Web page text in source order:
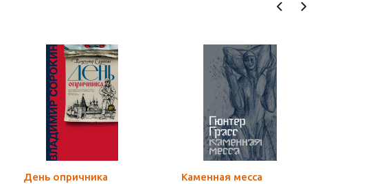
День опричника Каменная месса